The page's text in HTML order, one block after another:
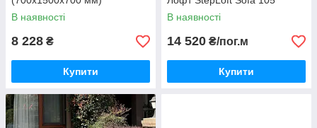
В наявності
8 228 ₴
Купити
В наявності
14 520 ₴/пог.м
Купити